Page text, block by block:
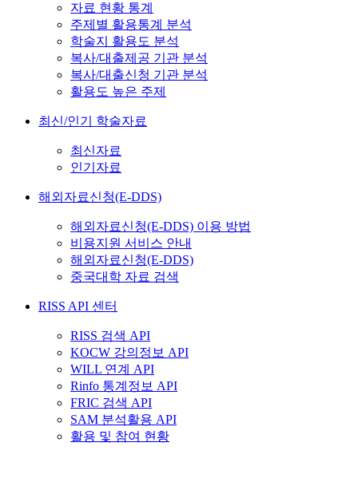
자료 현황 통계
주제별 활용통계 분석
학술지 활용도 분석
복사/대출제공 기관 분석
복사/대출신청 기관 분석
활용도 높은 주제
최신/인기 학술자료
최신자료
인기자료
해외자료신청(E-DDS)
해외자료신청(E-DDS) 이용 방법
비용지원 서비스 안내
해외자료신청(E-DDS)
중국대학 자료 검색
RISS API 센터
RISS 검색 API
KOCW 강의정보 API
WILL 연계 API
Rinfo 통계정보 API
FRIC 검색 API
SAM 분석활용 API
활용 및 참여 현황